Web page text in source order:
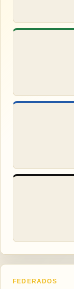
FEDERADOS